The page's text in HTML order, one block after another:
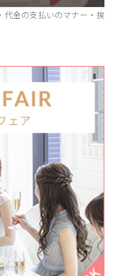
代金の支払いのマナー・挨